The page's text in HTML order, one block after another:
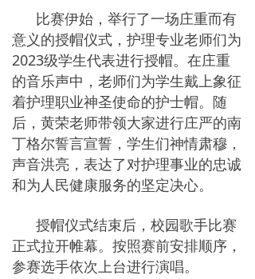
比赛伊始，举行了一场庄重而有
意义的授帽仪式，护理专业老师们为
2023级学生代表进行授帽。在庄重
的音乐声中，老师们为学生戴上象征
着护理职业神圣使命的护士帽。随
后，黄荣老师带领大家进行庄严的南
丁格尔誓言宣誓，学生们神情肃穆，
声音洪亮，表达了对护理事业的忠诚
和为人民健康服务的坚定决心。
授帽仪式结束后，校园歌手比赛
正式拉开帷幕。按照赛前安排顺序，
参赛选手依次上台进行演唱。